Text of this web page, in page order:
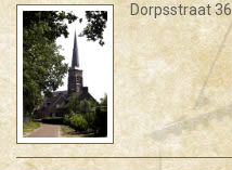
Dorpsstraat 36